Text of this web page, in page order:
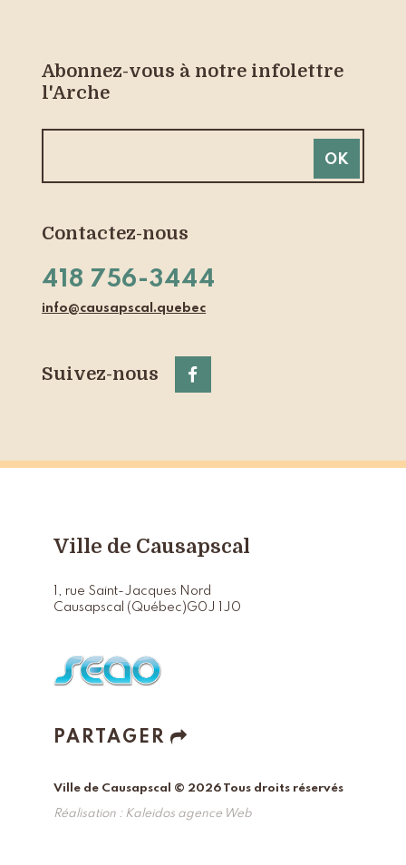
Abonnez-vous à notre infolettre
l'Arche
Contactez-nous
418 756-3444
info@causapscal.quebec
Suivez-nous
Ville de Causapscal
1, rue Saint-Jacques Nord
Causapscal (Québec)G0J 1J0
PARTAGER
Ville de Causapscal © 2026 Tous droits réservés
Réalisation : Kaleidos agence Web